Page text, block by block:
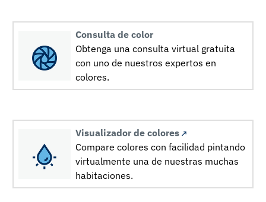
Consulta de color
Obtenga una consulta virtual gratuita
con uno de nuestros expertos en
colores.
Visualizador de colores
Compare colores con facilidad pintando
virtualmente una de nuestras muchas
habitaciones.